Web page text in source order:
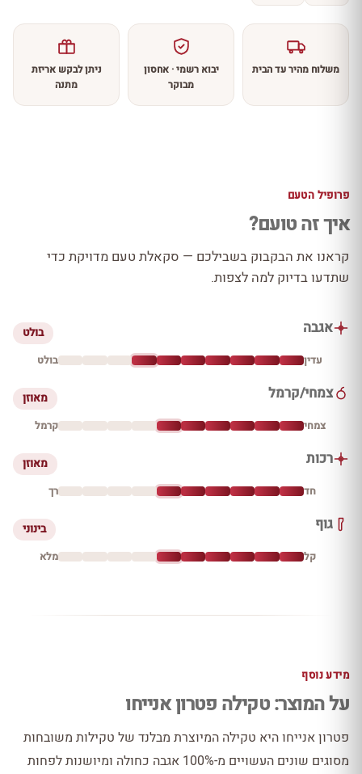
משלוח מהיר עד הבית
יבוא רשמי · אחסון
מבוקר
ניתן לבקש אריזת
מתנה
פרופיל הטעם
איך זה טועם?
קראנו את הבקבוק בשבילכם — סקאלת טעם מדויקת כדי
שתדעו בדיוק למה לצפות.
אגבה בולט
עדין בולט
צמחי/קרמל מאוזן
צמחי קרמל
רכות מאוזן
חד רך
גוף בינוני
קל מלא
מידע נוסף
על המוצר: טקילה פטרון אנייחו
פטרון אנייחו היא טקילה המיוצרת מבלנד של טקילות משובחות
מסוגים שונים העשויים מ-100% אגבה כחולה ומיושנות לפחות